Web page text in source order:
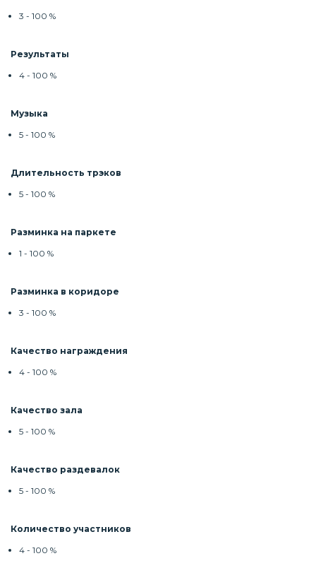
3 - 100 %
Результаты
4 - 100 %
Музыка
5 - 100 %
Длительность трэков
5 - 100 %
Разминка на паркете
1 - 100 %
Разминка в коридоре
3 - 100 %
Качество награждения
4 - 100 %
Качество зала
5 - 100 %
Качество раздевалок
5 - 100 %
Количество участников
4 - 100 %